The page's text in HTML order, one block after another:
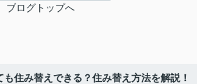
ブログトップへ
住み替えできる？住み替え方法を解説！